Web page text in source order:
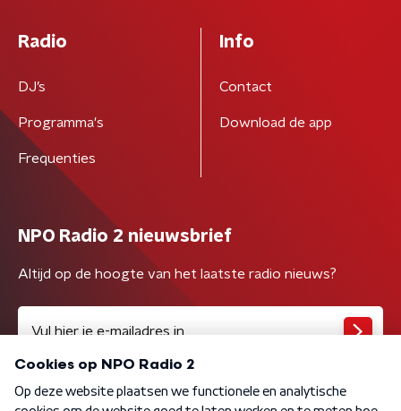
Radio
DJ’s
Programma's
Frequenties
Info
Contact
Download de app
NPO Radio 2 nieuwsbrief
Altijd op de hoogte van het laatste radio nieuws?